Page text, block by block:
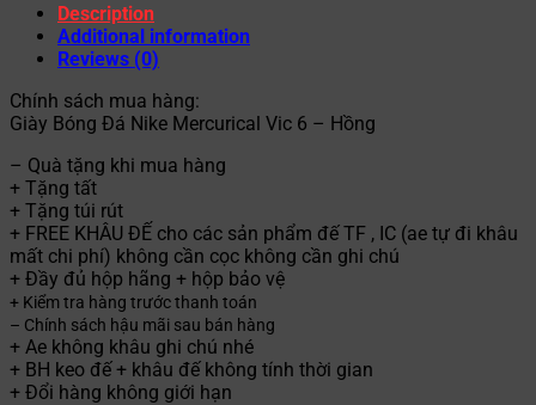
Description
Additional information
Reviews (0)
Chính sách mua hàng:
Giày Bóng Đá Nike Mercurical Vic 6 – Hồng
– Quà tặng khi mua hàng
+ Tặng tất
+ Tặng túi rút
+ FREE KHÂU ĐẾ cho các sản phẩm đế TF , IC (ae tự đi khâu
mất chi phí) không cần cọc không cần ghi chú
+ Đầy đủ hộp hãng + hộp bảo vệ
+ Kiểm tra hàng trước thanh toán
– Chính sách hậu mãi sau bán hàng
+ Ae không khâu ghi chú nhé
+ BH keo đế + khâu đế không tính thời gian
+ Đổi hàng không giới hạn